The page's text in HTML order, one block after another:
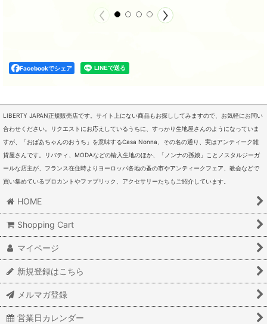
Facebookでシェア
LIBERTY JAPAN正規販売店です。サイト上にない商品もお探ししてみますので、お気軽にお問い
合わせください。リクエストにお応えしているうちに、すっかり生地屋さんのようになっていま
すが、「おばあちゃんのおうち」を意味するCasa Nonna、その名の通り、実はアンティーク雑
貨屋さんです。リバティ、MODAなどの輸入生地のほか、「ノンナの孫娘」ことノスタルジーガ
ールな店主が、フランス在住時よりヨーロッパ各地の蚤の市やアンティークフェア、教会などで
買い集めているブロカントやファブリック、アクセサリーたちもご紹介しています。
HOME
Shopping Cart
マイページ
新規登録はこちら
メルマガ登録
営業日カレンダー